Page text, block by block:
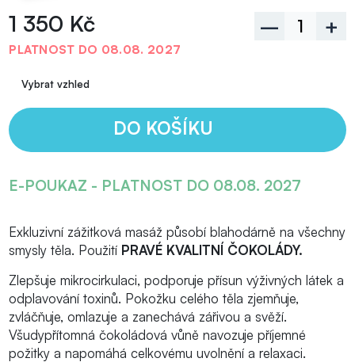
1 350 Kč
PLATNOST DO 08.08. 2027
– +
DO KOŠÍKU
E-POUKAZ - PLATNOST DO 08.08. 2027
Exkluzivní zážitková masáž působí blahodárně na všechny
smysly těla. Použití PRAVÉ KVALITNÍ ČOKOLÁDY.
Zlepšuje mikrocirkulaci, podporuje přísun výživných látek a
odplavování toxinů. Pokožku celého těla zjemňuje,
zvláčňuje, omlazuje a zanechává zářivou a svěží.
Všudypřítomná čokoládová vůně navozuje příjemné
požitky a napomáhá celkovému uvolnění a relaxaci.